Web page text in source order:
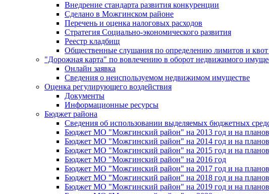
Внедрение стандарта развития конкуренции
Сделано в Можгинском районе
Перечень и оценка налоговых расходов
Стратегия Социально-экономического развития
Реестр кладбищ
Общественные слушания по определению лимитов и квот
"Дорожная карта" по вовлечению в оборот недвижимого
Онлайн заявка
Сведения о неиспользуемом недвижимом имуществе
Оценка регулирующего воздействия
Документы
Информационные ресурсы
Бюджет района
Сведения об использовании выделяемых бюджетных
Бюджет МО "Можгинский район" на 2013 год и на
Бюджет МО "Можгинский район" на 2014 год и на
Бюджет МО "Можгинский район" на 2015 год и на
Бюджет МО "Можгинский район" на 2016 год
Бюджет МО "Можгинский район" на 2017 год и на
Бюджет МО "Можгинский район" на 2018 год и на
Бюджет МО "Можгинский район" на 2019 год и на